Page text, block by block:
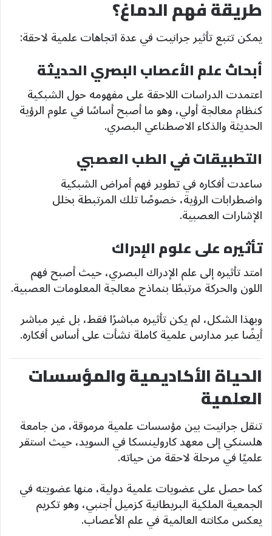
طريقة فهم الدماغ؟
يمكن تتبع تأثير جرانيت في عدة اتجاهات علمية لاحقة:
أبحاث علم الأعصاب البصري الحديثة
اعتمدت الدراسات اللاحقة على مفهومه حول الشبكية
كنظام معالجة أولي، وهو ما أصبح أساسًا في علوم الرؤية
الحديثة والذكاء الاصطناعي البصري.
التطبيقات في الطب العصبي
ساعدت أفكاره في تطوير فهم أمراض الشبكية
واضطرابات الرؤية، خصوصًا تلك المرتبطة بخلل
الإشارات العصبية.
تأثيره على علوم الإدراك
امتد تأثيره إلى علم الإدراك البصري، حيث أصبح فهم
اللون والحركة مرتبطًا بنماذج معالجة المعلومات العصبية.
وبهذا الشكل، لم يكن تأثيره مباشرًا فقط، بل غير مباشر
أيضًا عبر مدارس علمية كاملة نشأت على أساس أفكاره.
الحياة الأكاديمية والمؤسسات
العلمية
تنقل جرانيت بين مؤسسات علمية مرموقة، من جامعة
هلسنكي إلى معهد كارولينسكا في السويد، حيث استقر
علميًا في مرحلة لاحقة من حياته.
كما حصل على عضويات علمية دولية، منها عضويته في
الجمعية الملكية البريطانية كزميل أجنبي، وهو تكريم
يعكس مكانته العالمية في علم الأعصاب.